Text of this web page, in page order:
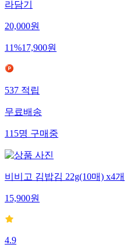
라담기
20,000원
11%17,900원
537적립
무료배송
115명구매중
비비고 김밥김 22g(10매) x4개
15,900원
4.9